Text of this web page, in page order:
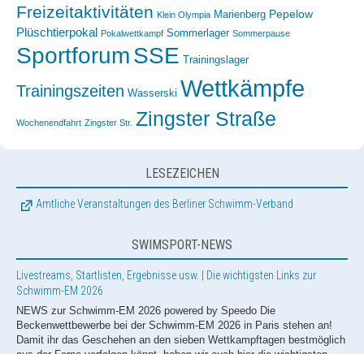
Freizeitaktivitäten Klein Olympia Marienberg Pepelow
Plüschtierpokal Pokalwettkampf Sommerlager Sommerpause
SportforumSSE Trainingslager
Trainingszeiten Wasserski Wettkämpfe
Wochenendfahrt Zingster Str. Zingster Straße
LESEZEICHEN
Amtliche Veranstaltungen des Berliner Schwimm-Verband
SWIMSPORT-NEWS
Livestreams, Startlisten, Ergebnisse usw. | Die wichtigsten Links zur
Schwimm-EM 2026
NEWS zur Schwimm-EM 2026 powered by Speedo Die
Damit ihr das Geschehen an den sieben Wettkampftagen bestmöglich
aus der Ferne verfolgen könnt, haben wir euch hier die wichtigsten
Links zu den Titelkämpfen zusammengestellt: Schwimm-EM 2026: